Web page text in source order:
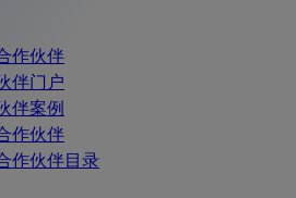
作伙伴
伴门户
伴案例
作伙伴
作伙伴目录